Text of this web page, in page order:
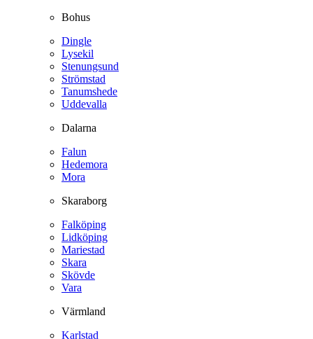
Bohus
Dingle
Lysekil
Stenungsund
Strömstad
Tanumshede
Uddevalla
Dalarna
Falun
Hedemora
Mora
Skaraborg
Falköping
Lidköping
Mariestad
Skara
Skövde
Vara
Värmland
Karlstad